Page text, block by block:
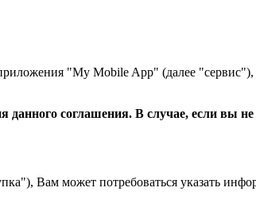
"My Mobile App" (далее
данного соглашения. В случае, если вы
Вам может потребоваться указать